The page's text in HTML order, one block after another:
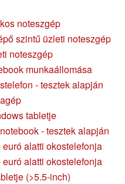
noteszgép
szintű üzleti noteszgép
noteszgép
munkaállomása
- tesztek alapján
tabletje
- tesztek alapján
alatti okostelefonja
alatti okostelefonja
(>5.5-inch)